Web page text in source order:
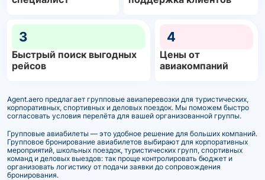
3
Быстрый поиск выгодных
рейсов
4
Цены от
авиакомпаний
Agent.aero предлагает групповые авиаперевозки для туристических,
корпоративных, спортивных и деловых поездок. Мы поможем быстро
согласовать условия перелёта для вашей организованной группы.
Групповые авиабилеты — это удобное решение для больших компаний.
Групповое бронирование авиабилетов выбирают для корпоративных
мероприятий, школьных поездок, туристических групп, спортивных
команд и деловых выездов: так проще контролировать бюджет и
организовать логистику от подачи заявки до сопровождения
бронирования.